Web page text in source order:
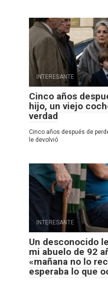
INTERESANTE
Cinco años
hijo, un viejo
verdad
Cinco años después de
le devolvió
INTERESANTE
Un desconocido
mi abuelo de 92
«mañana no lo
esperaba lo que